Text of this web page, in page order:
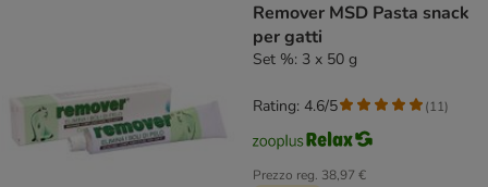
Remover MSD Pasta snack
per gatti
Set %: 3 x 50 g
Prezzo reg. 38,97 €
Rating: 4.6/5 (11)